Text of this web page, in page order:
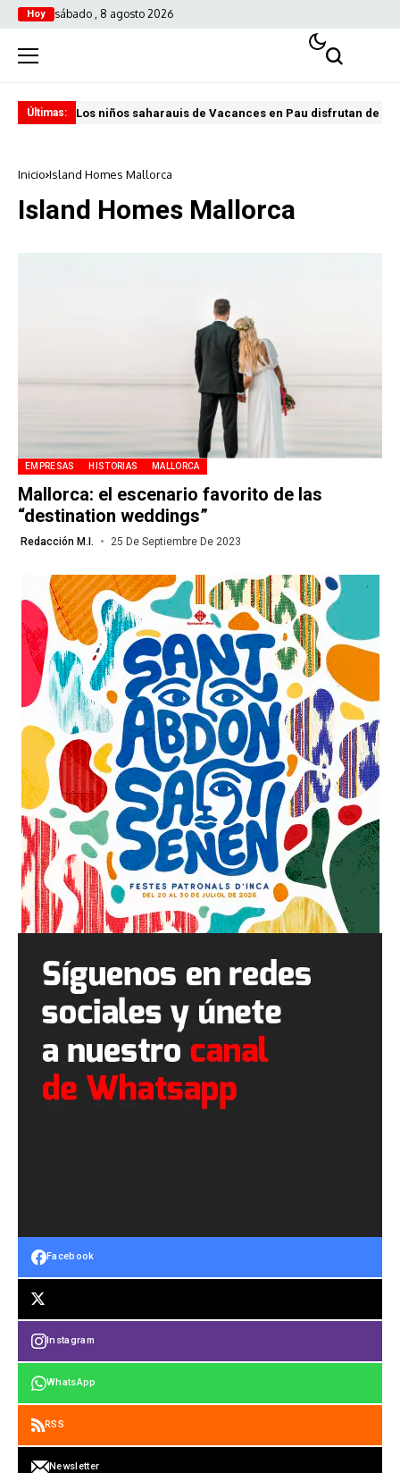
Hoy sábado , 8 agosto 2026
Últimas: Los niños saharauis de Vacances en Pau disfrutan de
Inicio Island Homes Mallorca
Island Homes Mallorca
EMPRESAS HISTORIAS MALLORCA
Mallorca: el escenario favorito de las
“destination weddings”
Redacción M.I. 25 De Septiembre De 2023
Facebook
Instagram
WhatsApp
RSS
Newsletter